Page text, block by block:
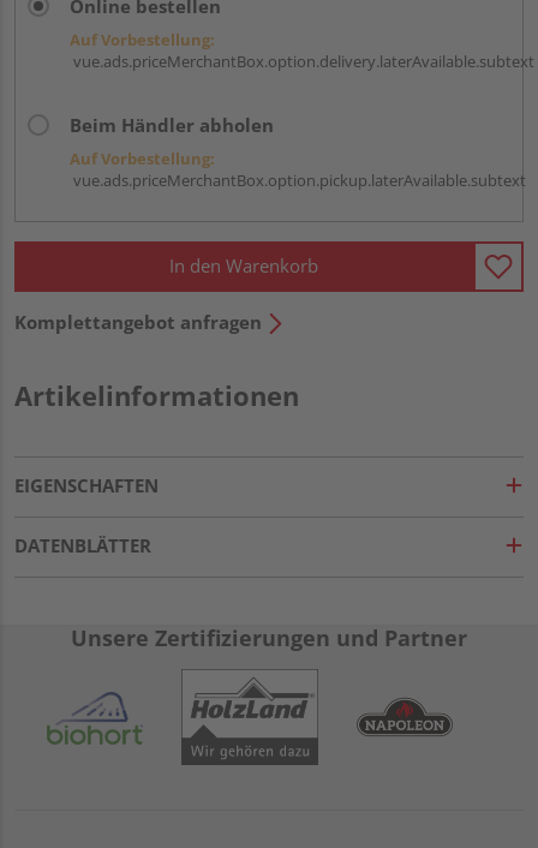
Online bestellen
Auf Vorbestellung:
vue.ads.priceMerchantBox.option.delivery.laterAvailable.subtext
Beim Händler abholen
Auf Vorbestellung:
vue.ads.priceMerchantBox.option.pickup.laterAvailable.subtext
In den Warenkorb
Komplettangebot anfragen
Artikelinformationen
EIGENSCHAFTEN
DATENBLÄTTER
Unsere Zertifizierungen und Partner